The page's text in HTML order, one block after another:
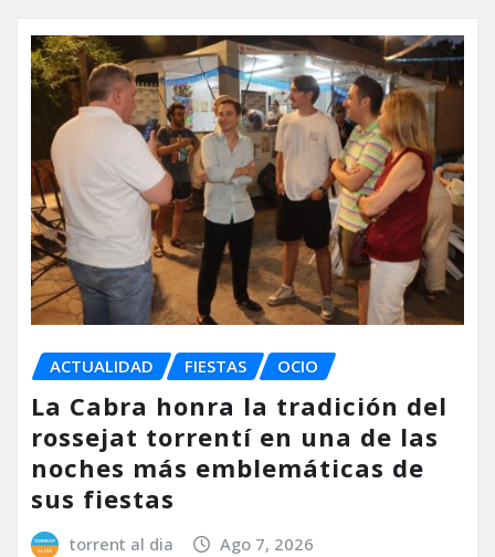
ACTUALIDAD FIESTAS OCIO
La Cabra honra la tradición del
rossejat torrentí en una de las
noches más emblemáticas de
sus fiestas
torrent al dia Ago 7, 2026